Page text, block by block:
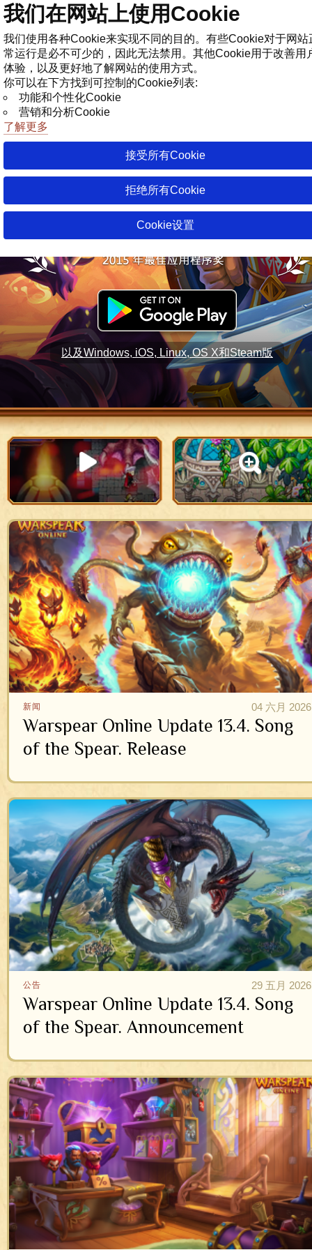
我们在网站上使用Cookie
我们使用各种Cookie来实现不同的目的。有些Cookie对于网站
常运行是必不可少的，因此无法禁用。其他Cookie用于改善用
体验，以及更好地了解网站的使用方式。
你可以在下方找到可控制的Cookie列表:
功能和个性化Cookie
营销和分析Cookie
了解更多
接受所有Cookie
拒绝所有Cookie
Cookie设置
以及Windows, iOS, Linux, OS X和Steam版
新闻
Warspear Online Update 13.4. Song
of the Spear. Release
04 六月 2026
公告
Warspear Online Update 13.4. Song
of the Spear. Announcement
29 五月 2026